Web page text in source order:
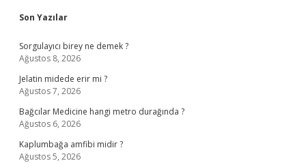
Sidebar
Son Yazılar
Sorgulayıcı birey ne demek ?
Ağustos 8, 2026
Jelatin midede erir mi ?
Ağustos 7, 2026
Bağcılar Medicine hangi metro durağında ?
Ağustos 6, 2026
Kaplumbağa amfibi midir ?
Ağustos 5, 2026